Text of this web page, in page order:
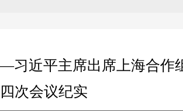
习近平主席出席上海合作
次会议纪实